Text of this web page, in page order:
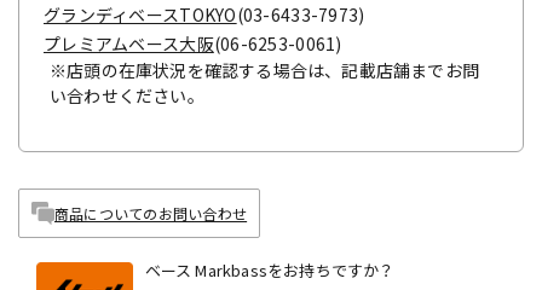
グランディベースTOKYO(03-6433-7973)
プレミアムベース大阪(06-6253-0061)
※店頭の在庫状況を確認する場合は、記載店舗までお問
い合わせください。
商品についてのお問い合わせ
ベース Markbassをお持ちですか？